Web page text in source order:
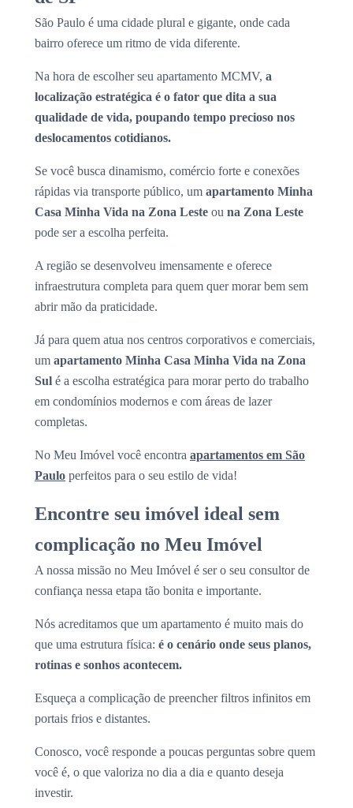
São Paulo é uma cidade plural e gigante, onde cada
bairro oferece um ritmo de vida diferente.
Na hora de escolher seu apartamento MCMV, a
localização estratégica é o fator que dita a sua
qualidade de vida, poupando tempo precioso nos
deslocamentos cotidianos.
Se você busca dinamismo, comércio forte e conexões
rápidas via transporte público, um apartamento Minha
Casa Minha Vida na Zona Leste ou na Zona Leste
pode ser a escolha perfeita.
A região se desenvolveu imensamente e oferece
infraestrutura completa para quem quer morar bem sem
abrir mão da praticidade.
Já para quem atua nos centros corporativos e comerciais,
um apartamento Minha Casa Minha Vida na Zona
Sul é a escolha estratégica para morar perto do trabalho
em condomínios modernos e com áreas de lazer
completas.
No Meu Imóvel você encontra apartamentos em São
Paulo perfeitos para o seu estilo de vida!
Encontre seu imóvel ideal sem
complicação no Meu Imóvel
A nossa missão no Meu Imóvel é ser o seu consultor de
confiança nessa etapa tão bonita e importante.
Nós acreditamos que um apartamento é muito mais do
que uma estrutura física: é o cenário onde seus planos,
rotinas e sonhos acontecem.
Esqueça a complicação de preencher filtros infinitos em
portais frios e distantes.
Conosco, você responde a poucas perguntas sobre quem
você é, o que valoriza no dia a dia e quanto deseja
investir.